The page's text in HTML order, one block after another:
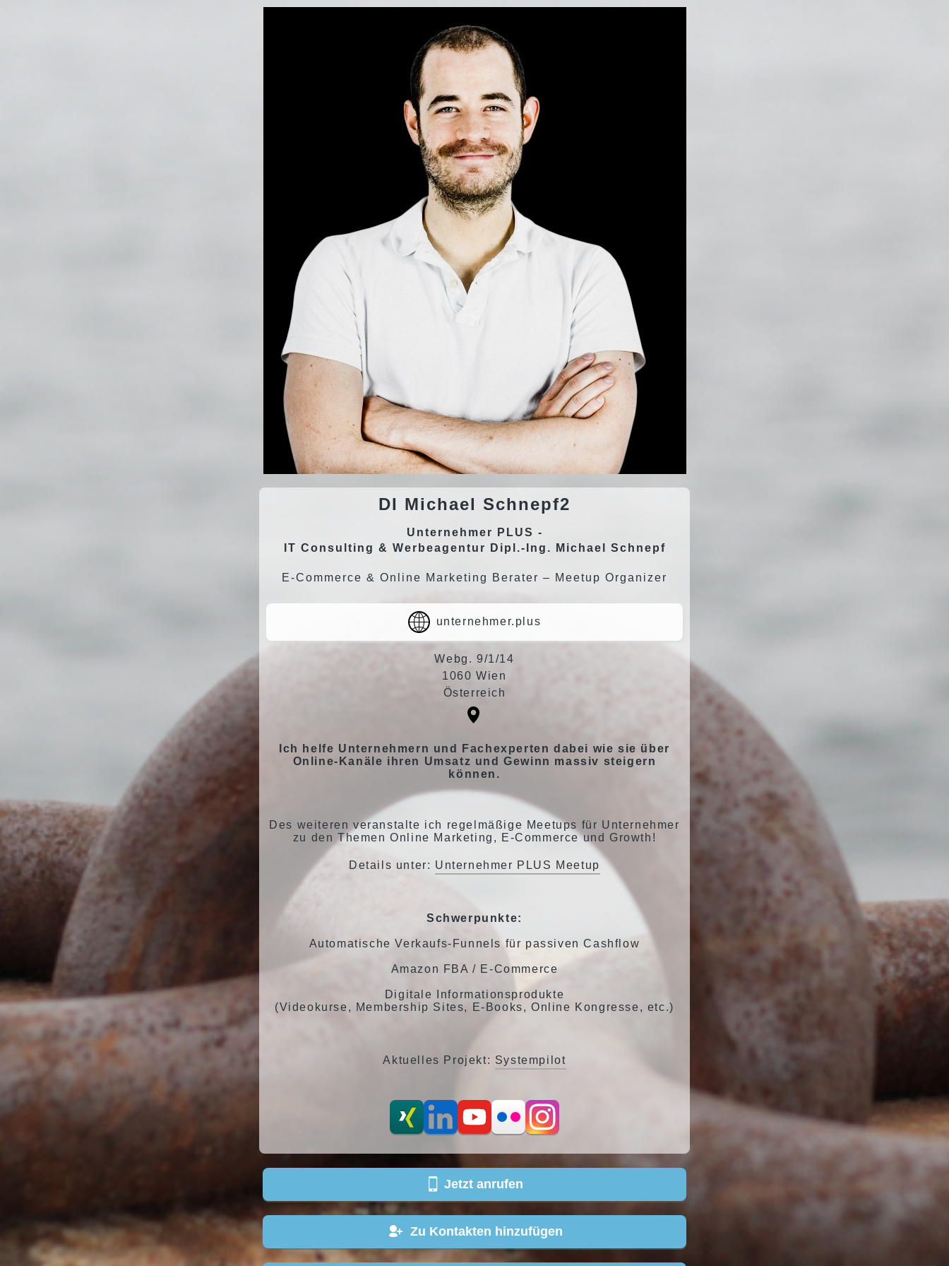
DI Michael Schnepf2
Unternehmer PLUS -
IT Consulting & Werbeagentur Dipl.-Ing. Michael Schnepf
E-Commerce & Online Marketing Berater – Meetup Organizer
unternehmer.plus
Webg. 9/1/14
1060 Wien
Österreich
Ich helfe Unternehmern und Fachexperten dabei wie sie über
Online-Kanäle ihren Umsatz und Gewinn massiv steigern
können.
Des weiteren veranstalte ich regelmäßige Meetups für Unternehmer
zu den Themen Online Marketing, E-Commerce und Growth!
Details unter: Unternehmer PLUS Meetup
Schwerpunkte:
Automatische Verkaufs-Funnels für passiven Cashflow
Amazon FBA / E-Commerce
Digitale Informationsprodukte
(Videokurse, Membership Sites, E-Books, Online Kongresse, etc.)
Aktuelles Projekt: Systempilot
Jetzt anrufen
Zu Kontakten hinzufügen